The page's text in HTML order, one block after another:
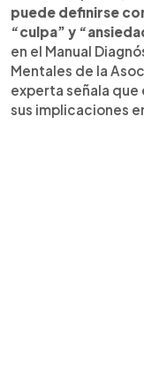
puede definirse
“culpa” y
en el Manual
Mentales de la
experta señala
sus implicaciones